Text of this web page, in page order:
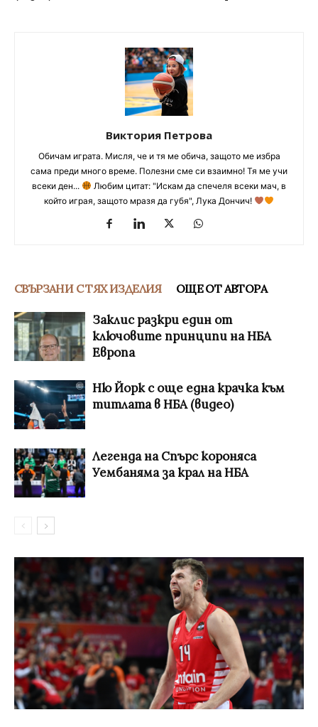
Виктория Петрова
Обичам играта. Мисля, че и тя ме обича, защото ме избра
сама преди много време. Полезни сме си взаимно! Тя ме учи
всеки ден...
Любим цитат: "Искам да спечеля всеки мач, в
който играя, защото мразя да губя", Лука Дончич!
СВЪРЗАНИ С ТЯХ ИЗДЕЛИЯ ОЩЕ ОТ АВТОРА
Заклис разкри един от
ключовите принципи на НБА
Европа
Ню Йорк с още една крачка към
титлата в НБА (видео)
Легенда на Спърс короняса
Уембаняма за крал на НБА